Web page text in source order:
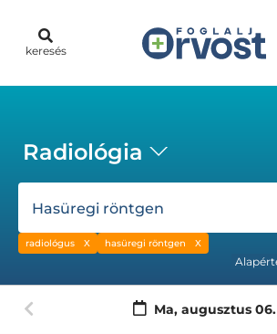
keresés
Radiológia
Hasüregi röntgen
radiológus hasüregi röntgen
Ma, augusztus 06.